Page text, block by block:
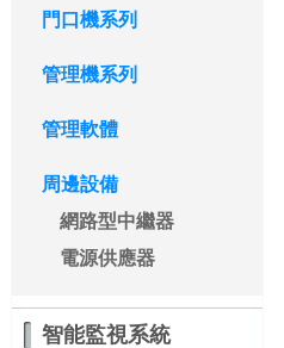
門口機系列
管理機系列
管理軟體
周邊設備
網路型中繼器
電源供應器
智能監視系統